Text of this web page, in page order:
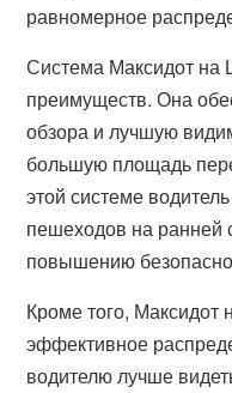
равномерное
Система Максидот на
преимуществ. Она
обзора и лучшую
большую площадь
этой системе
пешеходов на ранней
повышению
Кроме того,
эффективное
водителю лучше